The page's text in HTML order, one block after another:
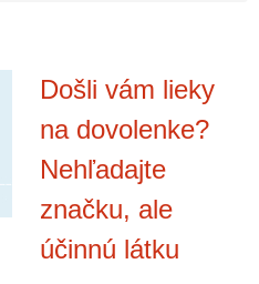
Došli vám lieky
na dovolenke?
Nehľadajte
značku, ale
účinnú látku